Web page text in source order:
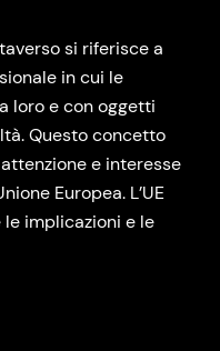
si riferisce a
in cui le
loro e con oggetti
Questo concetto
e interesse
Europea. L’UE
implicazioni e le